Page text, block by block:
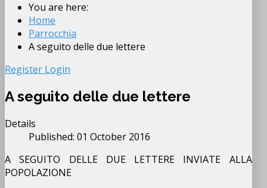
You are here:
Home
Parrocchia
A seguito delle due lettere
Register Login
A seguito delle due lettere
Details
Published: 01 October 2016
A SEGUITO DELLE DUE LETTERE INVIATE ALLA
POPOLAZIONE